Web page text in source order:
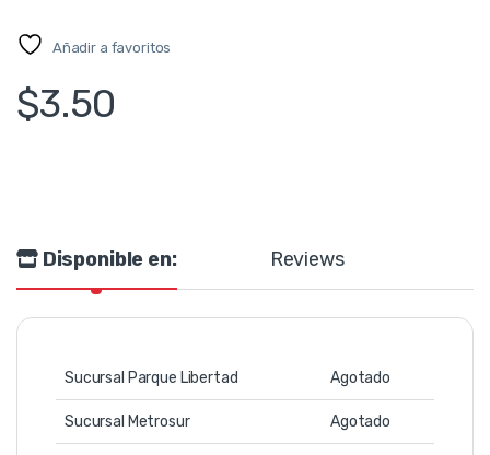
Añadir a favoritos
$3.50
Disponible en: Reviews
Sucursal Parque Libertad Agotado
Sucursal Metrosur Agotado